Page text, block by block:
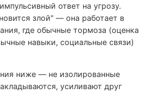
ответ на угрозу.
злой" — она работает в
где обычные тормоза (оценка
навыки, социальные связи)
ниже — не изолированные
усиливают друг